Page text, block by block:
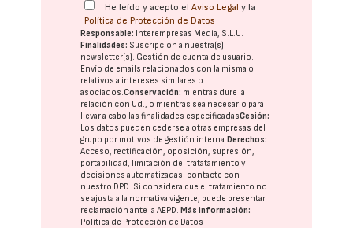
He leído y acepto elAviso Legal y la
Política de Protección de Datos
Responsable: Interempresas Media, S.L.U.
Finalidades: Suscripción a nuestra(s)
newsletter(s). Gestión de cuenta de usuario.
Envío de emails relacionados con la misma o
relativos a intereses similares o
asociados.Conservación: mientras dure la
relación con Ud., o mientras sea necesario para
llevar a cabo las finalidades especificadasCesión:
Los datos pueden cederse a otras empresas del
grupo por motivos de gestión interna.Derechos:
Acceso, rectificación, oposición, supresión,
portabilidad, limitación del tratatamiento y
decisiones automatizadas: contacte con
nuestro DPD. Si considera que el tratamiento no
se ajusta a la normativa vigente, puede presentar
reclamación ante laAEPD.Más información:
Política de Protección de Datos